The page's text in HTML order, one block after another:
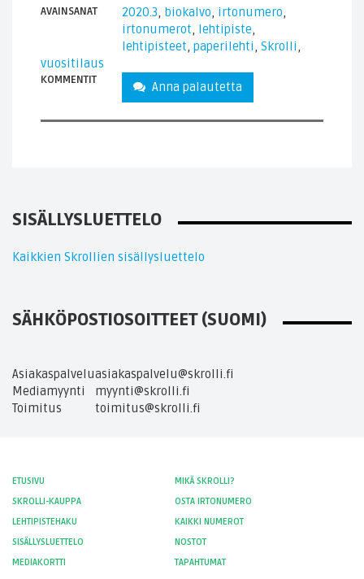
AVAINSANAT 2020.3 biokalvo irtonumero
irtonumerot lehtipiste
lehtipisteet paperilehti Skrolli
vuositilaus
KOMMENTIT Anna palautetta
SISÄLLYSLUETTELO
Kaikkien Skrollien sisällysluettelo
SÄHKÖPOSTIOSOITTEET (SUOMI)
Asiakaspalveluasiakaspalvelu@skrolli.fi
Mediamyynti
myynti@skrolli.fi
Toimitus
toimitus@skrolli.fi
ETUSIVU
MIKÄ SKROLLI?
SKROLLI-KAUPPA
OSTA IRTONUMERO
LEHTIPISTEHAKU
KAIKKI NUMEROT
SISÄLLYSLUETTELO
NOSTOT
MEDIAKORTTI
TAPAHTUMAT